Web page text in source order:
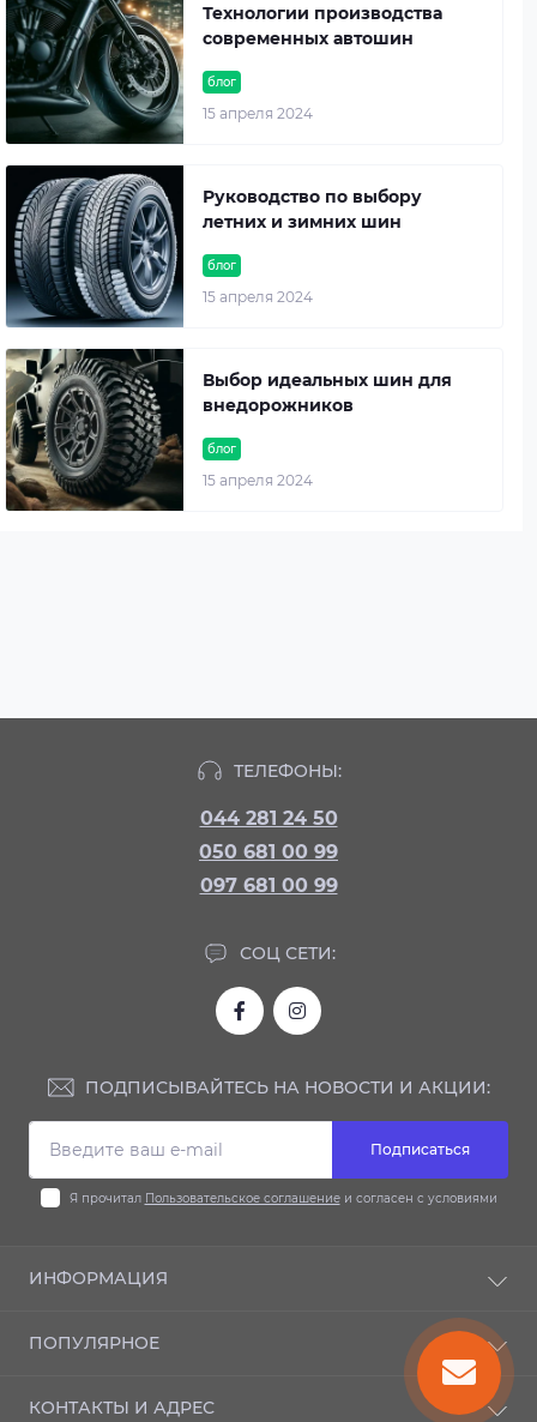
блог
15 апреля 2024
Технологии производства
современных автошин
блог
15 апреля 2024
Руководство по выбору
летних и зимних шин
блог
15 апреля 2024
Выбор идеальных шин для
внедорожников
ТЕЛЕФОНЫ:
044 281 24 50
050 681 00 99
097 681 00 99
СОЦ СЕТИ:
ПОДПИСЫВАЙТЕСЬ НА НОВОСТИ И АКЦИИ:
Подписаться
Я прочитал Пользовательское соглашениеи согласен с условиями
ИНФОРМАЦИЯ
Гарантия
Шиномонтаж
ПОПУЛЯРНОЕ
КОНТАКТЫ И АДРЕС